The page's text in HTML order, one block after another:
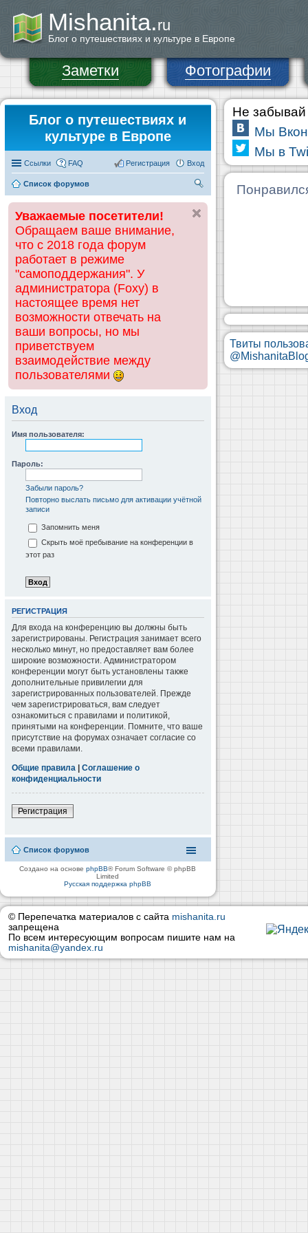
Mishanita.ru
Блог о путешествиях и культуре в Европе
Заметки Фотографии
Блог о путешествиях и
культуре в Европе
Ссылки FAQ Вход
Регистрация
Список форумов
ск
Уважаемые посетители!
Обращаем ваше внимание,
что с 2018 года форум
работает в режиме
"самоподдержания". У
администратора (Foxy) в
настоящее время нет
возможности отвечать на
ваши вопросы, но мы
приветствуем
взаимодействие между
пользователями
Вход
Имя пользователя:
Пароль:
Забыли пароль?
Повторно выслать письмо для активации учётной
записи
Запомнить меня
Скрыть моё пребывание на конференции в
этот раз
РЕГИСТРАЦИЯ
Для входа на конференцию вы должны быть
зарегистрированы. Регистрация занимает всего
несколько минут, но предоставляет вам более
широкие возможности. Администратором
конференции могут быть установлены также
дополнительные привилегии для
зарегистрированных пользователей. Прежде
чем зарегистрироваться, вам следует
ознакомиться с правилами и политикой,
принятыми на конференции. Помните, что ваше
присутствие на форумах означает согласие со
всеми правилами.
Общие правила | Соглашение о
конфиденциальности
Регистрация
Список форумов
Создано на основеphpBB® Forum Software © phpBB
Limited
Русская поддержка phpBB
Не забывай
Мы
Мы в
Твиты
© Перепечатка материалов с сайта mishanita.ru
запрещена
По всем интересующим вопросам пишите нам на
mishanita@yandex.ru